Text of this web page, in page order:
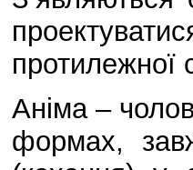
протилежної
Аніма –
формах,